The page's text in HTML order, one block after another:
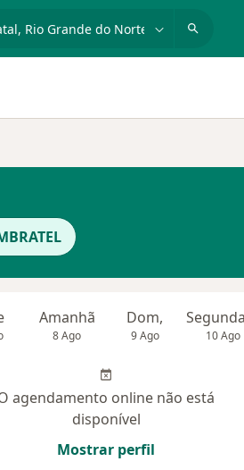
Amanhã
8 Ago
Dom,
9 Ago 10 Ago
agendamento online não está
disponível
Mostrar perfil